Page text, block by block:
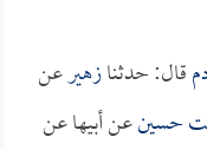
قال: حدثنازهيرعن
حسينعن أبيها عن